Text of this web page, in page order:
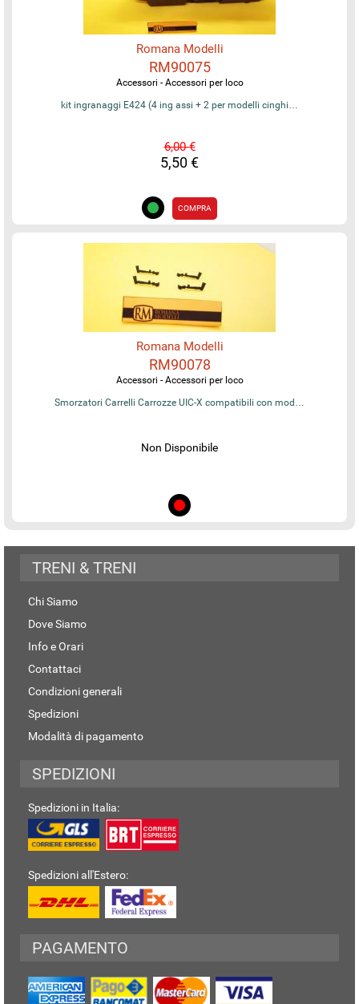
Romana Modelli
RM90075
Accessori - Accessori per loco
kit ingranaggi E424 (4 ing assi + 2 per modelli cinghi…
6,00 €
5,50 €
COMPRA
Romana Modelli
RM90078
Accessori - Accessori per loco
Smorzatori Carrelli Carrozze UIC-X compatibili con mod…
Non Disponibile
TRENI & TRENI
Chi Siamo
Dove Siamo
Info e Orari
Contattaci
Condizioni generali
Spedizioni
Modalità di pagamento
SPEDIZIONI
Spedizioni in Italia:
Spedizioni all'Estero:
PAGAMENTO